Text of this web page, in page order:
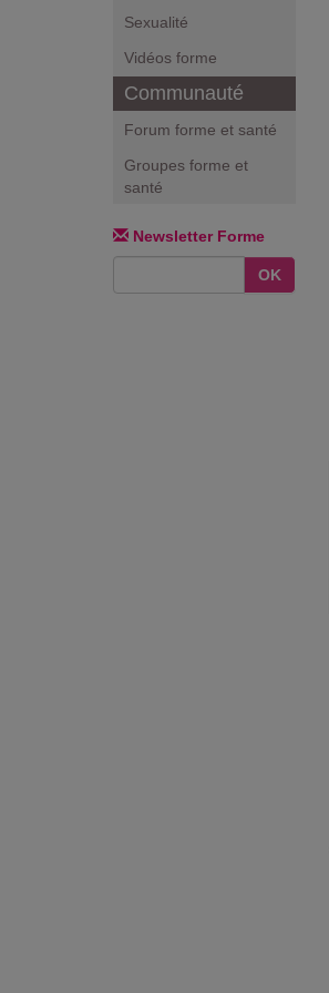
Sexualité
Vidéos forme
Communauté
Forum forme et santé
Groupes forme et
santé
Newsletter Forme
OK